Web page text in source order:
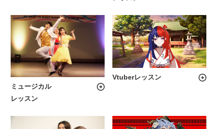
ミュージカル
レッスン
Vtuberレッスン